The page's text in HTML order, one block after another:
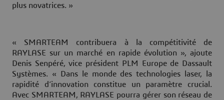
plus novatrices. »
« SMARTEAM contribuera à la compétitivité de
RAYLASE sur un marché en rapide évolution », ajoute
Denis Senpéré, vice président PLM Europe de Dassault
Systèmes. « Dans le monde des technologies laser, la
rapidité d’innovation constitue un paramètre crucial.
Avec SMARTEAM, RAYLASE pourra gérer son réseau de